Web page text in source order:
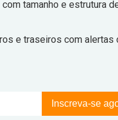
tamanho e estrutura
e traseiros com
Inscreva-se